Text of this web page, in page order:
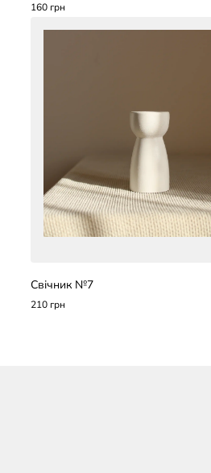
160 грн
Свічник №7
210 грн